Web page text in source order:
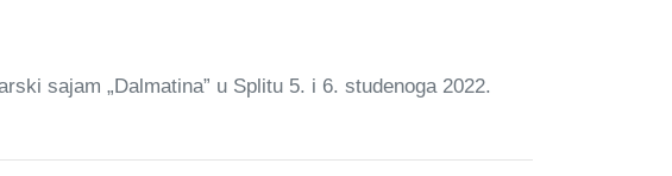
sajam „Dalmatina” u Splitu 5. i 6. studenoga 2022.